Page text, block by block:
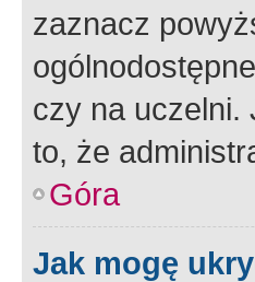
zaznacz
czy na uczelni.
to, że
Góra
Jak mogę